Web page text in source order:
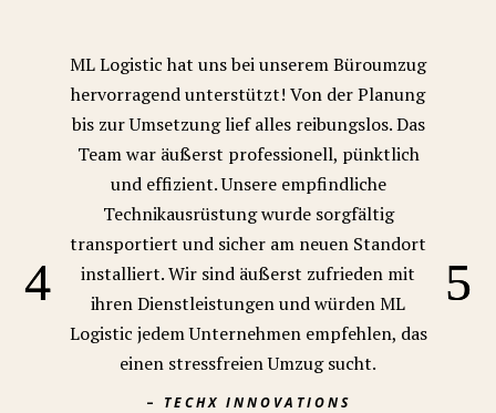
ML Logistic hat uns bei unserem Büroumzug
hervorragend unterstützt! Von der Planung
bis zur Umsetzung lief alles reibungslos. Das
Team war äußerst professionell, pünktlich
und effizient. Unsere empfindliche
Technikausrüstung wurde sorgfältig
transportiert und sicher am neuen Standort
installiert. Wir sind äußerst zufrieden mit
ihren Dienstleistungen und würden ML
Logistic jedem Unternehmen empfehlen, das
einen stressfreien Umzug sucht.
– TECHX INNOVATIONS